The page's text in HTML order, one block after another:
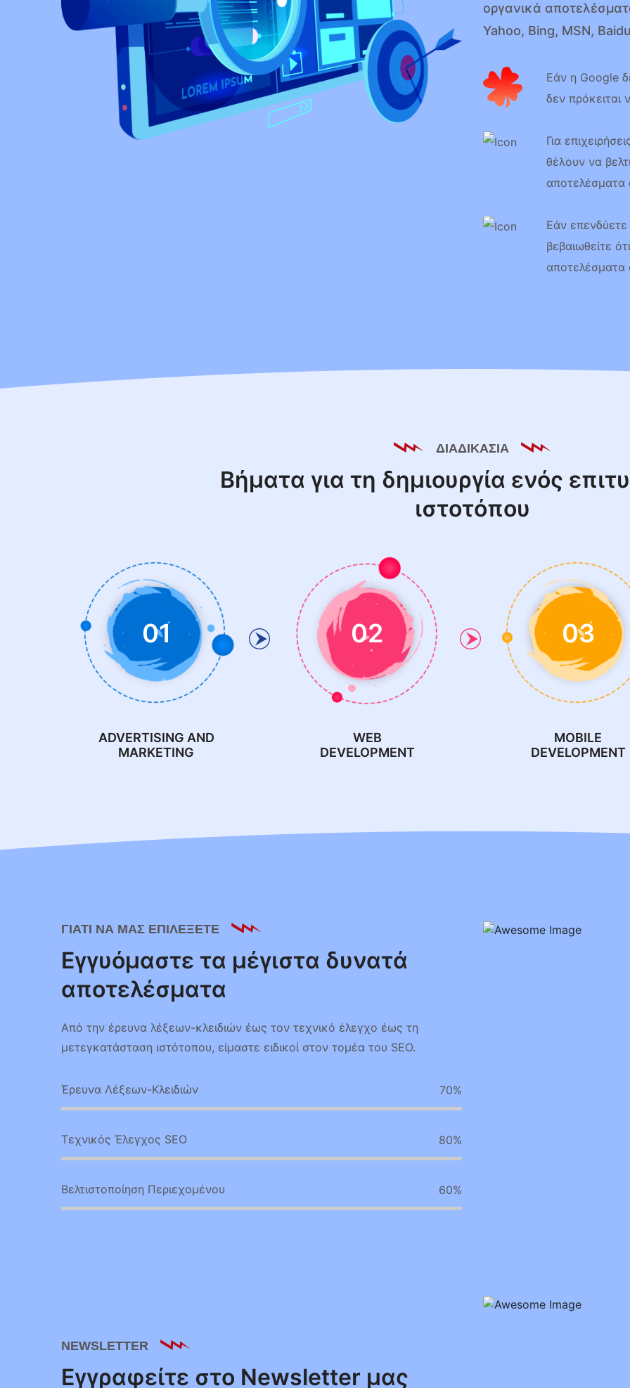
οργανικά
Yahoo, Bing, MSN,
Εάν η Google
δεν πρόκειται
Για
θέλουν να
αποτελέσματα
Εάν επενδύετε
βεβαιωθείτε
αποτελέσματα
ΔΙΑΔΙΚΑΣΊΑ
Βήματα για τη δημιουργία ενός
ιστοτόπου
01
ADVERTISING AND
MARKETING
02
WEB
DEVELOPMENT
03
MOBILE
DEVELOPMENT
ΓΙΑΤΊ ΝΑ ΜΑΣ ΕΠΙΛΈΞΕΤΕ
Εγγυόμαστε τα μέγιστα δυνατά
αποτελέσματα
Από την έρευνα λέξεων-κλειδιών έως τον τεχνικό έλεγχο έως τη
μετεγκατάσταση ιστότοπου, είμαστε ειδικοί στον τομέα του SEO.
Έρευνα Λέξεων-Κλειδιών 70%
Τεχνικός Έλεγχος SEO 80%
Βελτιστοποίηση Περιεχομένου 60%
NEWSLETTER
Εγγραφείτε στο Newsletter μας